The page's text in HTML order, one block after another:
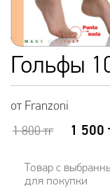
Гольфы
от Franzoni
1 800тг 1 500
Товар с
для покупки